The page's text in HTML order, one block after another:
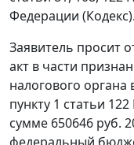
Федерации (Кодекс).
Заявитель просит
акт в части
налогового
пункту 1 статьи 122
сумме 650646 руб.